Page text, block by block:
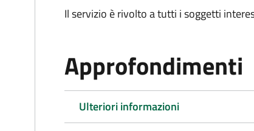
Il servizio è rivolto a tutti i soggetti
Approfondimenti
Ulteriori informazioni